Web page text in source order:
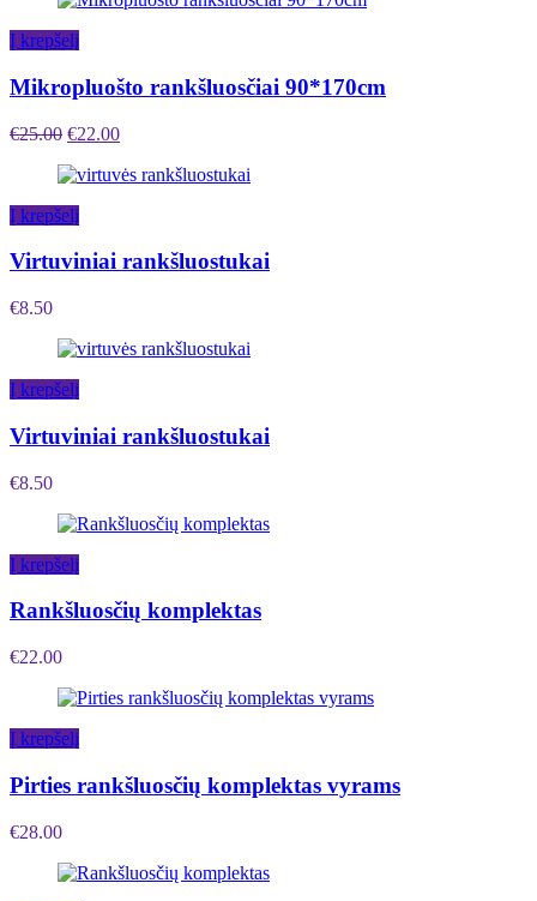
Į krepšelį
Mikropluošto rankšluosčiai 90*170cm
€25.00 €22.00
Į krepšelį
Virtuviniai rankšluostukai
€8.50
Į krepšelį
Virtuviniai rankšluostukai
€8.50
Į krepšelį
Rankšluosčių komplektas
€22.00
Į krepšelį
Pirties rankšluosčių komplektas vyrams
€28.00